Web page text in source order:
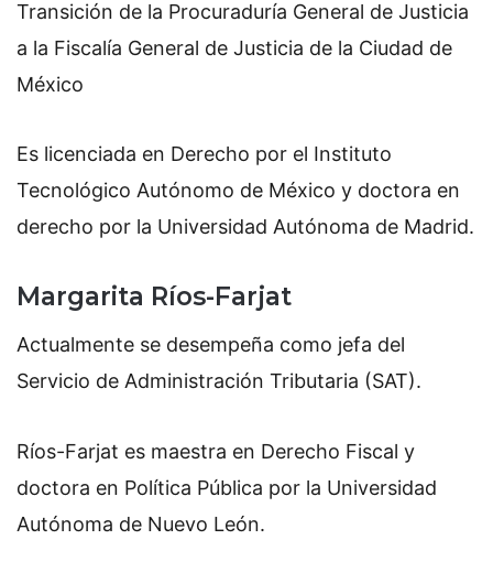
Transición de la Procuraduría General de Justicia
a la Fiscalía General de Justicia de la Ciudad de
México
Es licenciada en Derecho por el Instituto
Tecnológico Autónomo de México y doctora en
derecho por la Universidad Autónoma de Madrid.
Margarita Ríos-Farjat
Actualmente se desempeña como jefa del
Servicio de Administración Tributaria (SAT).
Ríos-Farjat es maestra en Derecho Fiscal y
doctora en Política Pública por la Universidad
Autónoma de Nuevo León.